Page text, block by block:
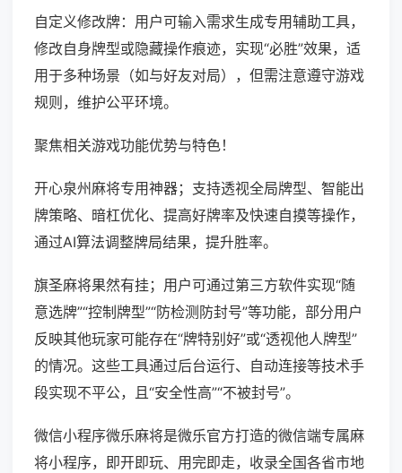
自定义修改牌：用户可输入需求生成专用辅助工具，
修改自身牌型或隐藏操作痕迹，实现“必胜”效果，适
用于多种场景（如与好友对局），但需注意遵守游戏
规则，维护公平环境。
聚焦相关游戏功能优势与特色！
开心泉州麻将专用神器；支持透视全局牌型、智能出
牌策略、暗杠优化、提高好牌率及快速自摸等操作，
通过AI算法调整牌局结果，提升胜率。
旗圣麻将果然有挂；用户可通过第三方软件实现“随
意选牌”“控制牌型”“防检测防封号”等功能，部分用户
反映其他玩家可能存在“牌特别好”或“透视他人牌型”
的情况。这些工具通过后台运行、自动连接等技术手
段实现不平公，且“安全性高”“不被封号”。
微信小程序微乐麻将是微乐官方打造的微信端专属麻
将小程序，即开即玩、用完即走，收录全国各省市地